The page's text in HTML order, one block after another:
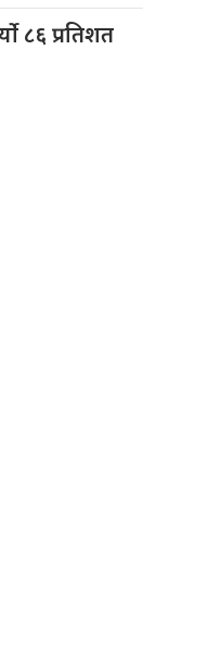
८६ प्रतिशत